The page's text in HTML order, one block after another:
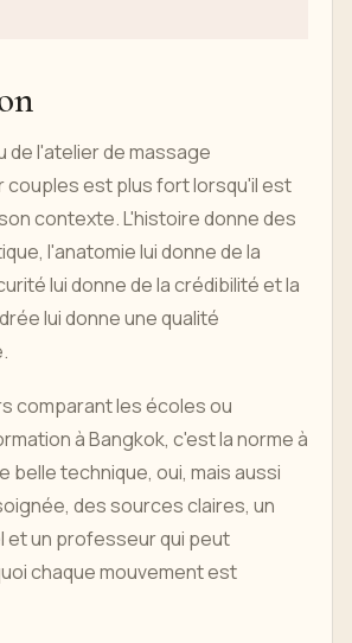
de l'atelier de massage
couples est plus fort lorsqu'il est
contexte. L'histoire donne des
l'anatomie lui donne de la
lui donne de la crédibilité et la
lui donne une qualité
comparant les écoles ou
à Bangkok, c'est la norme à
belle technique, oui, mais aussi
des sources claires, un
un professeur qui peut
chaque mouvement est